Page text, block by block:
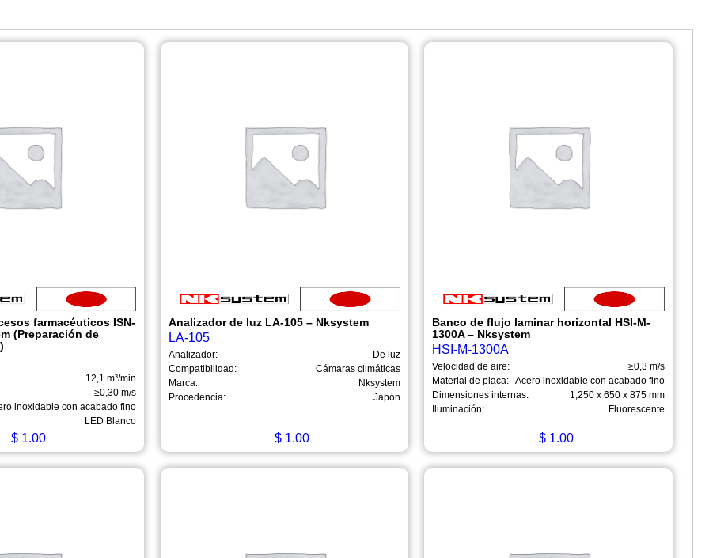
farmacéuticos ISN-
(Preparación de
12,1 m³/min
≥0,30 m/s
inoxidable con acabado fino
LED Blanco
$1.00
Analizador de luz LA-105 – Nksystem
LA-105
Analizador:
De luz
Compatibilidad:
Cámaras climáticas
Marca:
Nksystem
Procedencia:
Japón
$ 1.00
Banco de flujo laminar horizontal HSI-M-
1300A – Nksystem
HSI-M-1300A
Velocidad de aire:
≥0,3 m/s
Material de placa: Acero inoxidable con acabado fino
Dimensiones internas:
1,250 x 650 x 875 mm
Iluminación:
Fluorescente
$ 1.00